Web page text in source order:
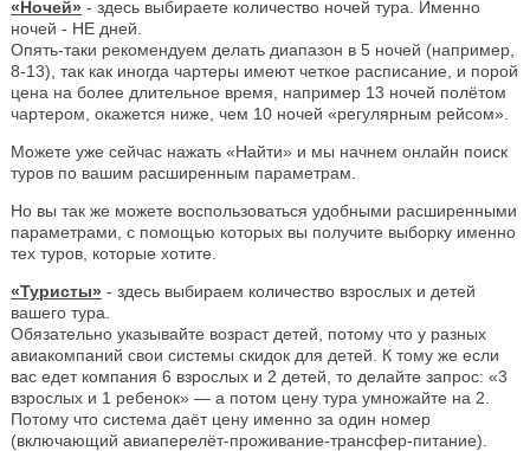
«Ночей» - здесь выбираете количество ночей тура. Именно
ночей - НЕ дней.
Опять-таки рекомендуем делать диапазон в 5 ночей (например,
8-13), так как иногда чартеры имеют четкое расписание, и порой
цена на более длительное время, например 13 ночей полётом
чартером, окажется ниже, чем 10 ночей «регулярным рейсом».
Можете уже сейчас нажать «Найти» и мы начнем онлайн поиск
туров по вашим расширенным параметрам.
Но вы так же можете воспользоваться удобными расширенными
параметрами, с помощью которых вы получите выборку именно
тех туров, которые хотите.
«Туристы» - здесь выбираем количество взрослых и детей
вашего тура.
Обязательно указывайте возраст детей, потому что у разных
авиакомпаний свои системы скидок для детей. К тому же если
вас едет компания 6 взрослых и 2 детей, то делайте запрос: «3
взрослых и 1 ребенок» — а потом цену тура умножайте на 2.
Потому что система даёт цену именно за один номер
(включающий авиаперелёт-проживание-трансфер-питание).